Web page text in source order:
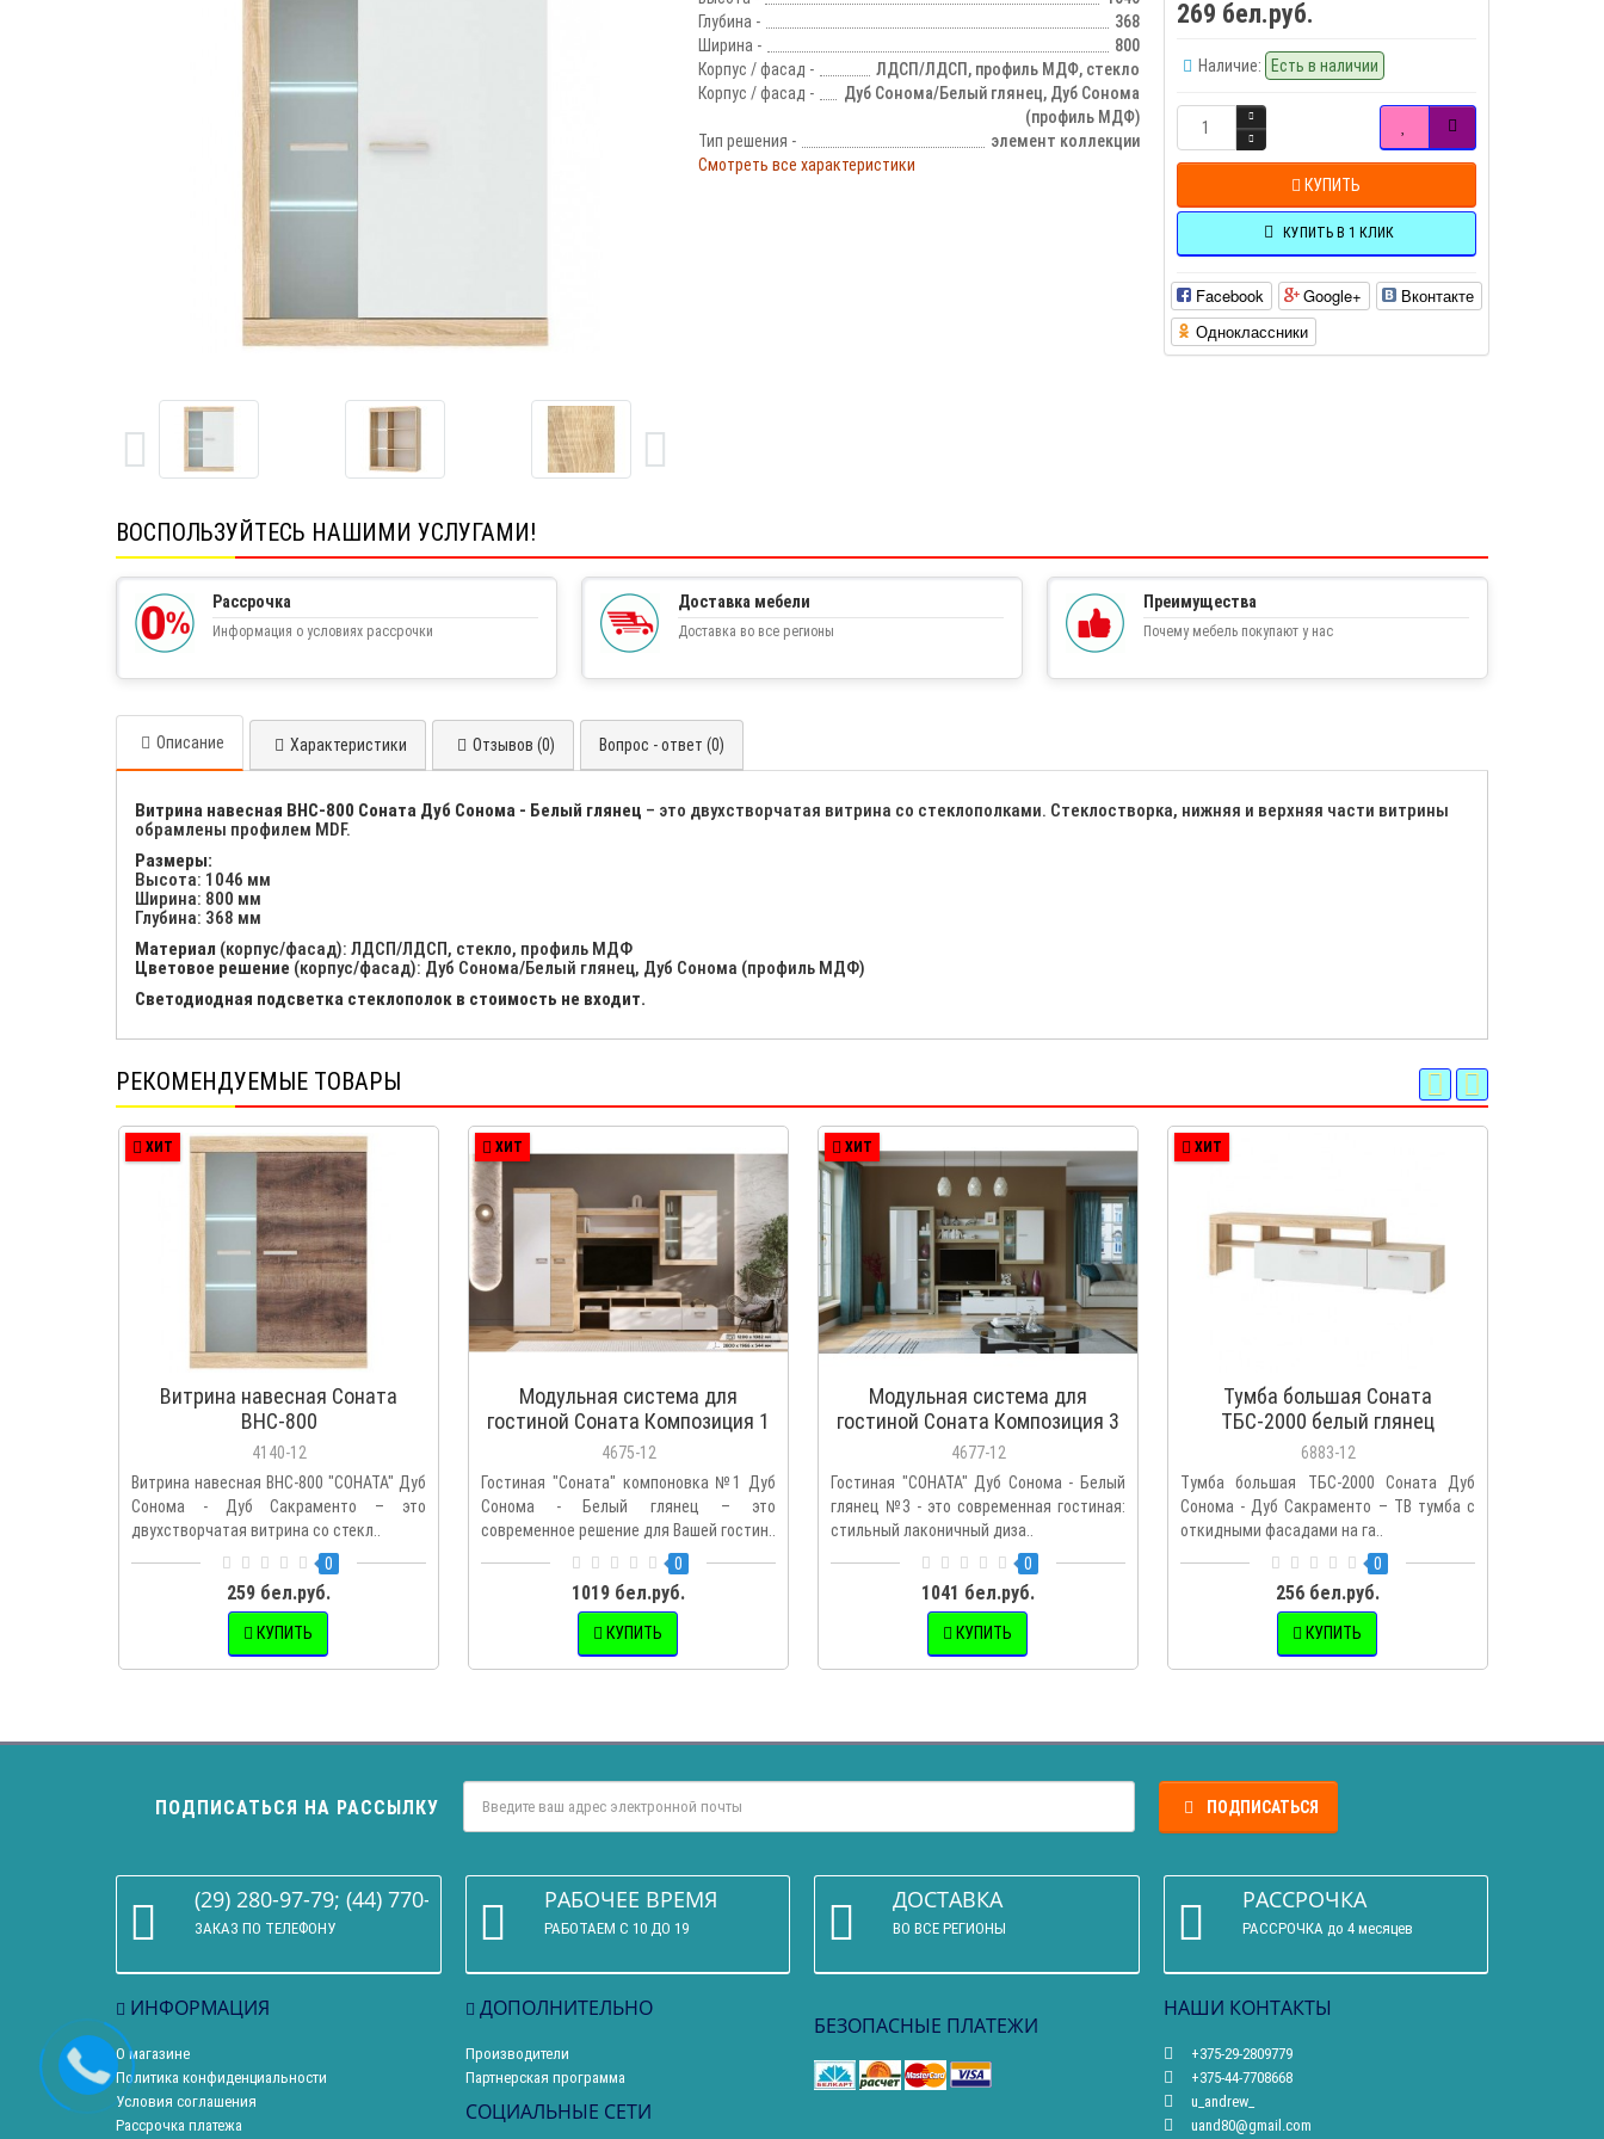
Глубина -
368
Ширина -
800
Корпус / фасад -
ЛДСП/ЛДСП, профиль МДФ, стекло
Корпус / фасад -
Дуб Сонома/Белый глянец, Дуб Сонома
(профиль МДФ)
Тип решения -
элемент коллекции
Смотреть все характеристики
269 бел.руб.
Наличие: Есть в наличии
КУПИТЬ
КУПИТЬ В 1 КЛИК
Facebook Google+
Вконтакте
Одноклассники
ВОСПОЛЬЗУЙТЕСЬ НАШИМИ УСЛУГАМИ!
Рассрочка
Информация о условиях рассрочки
Доставка мебели
Доставка во все регионы
Преимущества
Почему мебель покупают у нас
Описание Характеристики Отзывов (0) Вопрос - ответ (0)
Витрина навесная ВНС-800 Соната Дуб Сонома - Белый глянец – это двухстворчатая витрина со стеклополками. Стеклостворка, нижняя и верхняя части витрины
обрамлены профилем MDF.
Размеры:
Высота: 1046 мм
Ширина: 800 мм
Глубина: 368 мм
Материал (корпус/фасад): ЛДСП/ЛДСП, стекло, профиль МДФ
Цветовое решение (корпус/фасад): Дуб Сонома/Белый глянец, Дуб Сонома (профиль МДФ)
Светодиодная подсветка стеклополок в стоимость не входит.
РЕКОМЕНДУЕМЫЕ ТОВАРЫ
ХИТ
Витрина навесная Соната
ВНС-800
4140-12
Витрина навесная ВНС-800 "СОНАТА" Дуб
Сонома - Дуб Сакраменто – это
двухстворчатая витрина со стекл..
0
259 бел.руб.
КУПИТЬ
ХИТ
Модульная система для
гостиной Соната Композиция 1
белый глянец
4675-12
Гостиная "Соната" компоновка №1 Дуб
Сонома - Белый глянец – это
современное решение для Вашей гостин..
0
1019 бел.руб.
КУПИТЬ
ХИТ
Модульная система для
гостиной Соната Композиция 3
белый глянец
4677-12
Гостиная "СОНАТА" Дуб Сонома - Белый
глянец №3 - это современная гостиная:
стильный лаконичный диза..
0
1041 бел.руб.
КУПИТЬ
ХИТ
Тумба большая Соната
ТБС-2000 белый глянец
6883-12
Тумба большая ТБС-2000 Соната Дуб
Сонома - Дуб Сакраменто – ТВ тумба с
откидными фасадами на га..
0
256 бел.руб.
КУПИТЬ
ПОДПИСАТЬСЯ НА РАССЫЛКУ ПОДПИСАТЬСЯ
(29) 280-97-79; (44) 770-86-68
ЗАКАЗ ПО ТЕЛЕФОНУ
РАБОЧЕЕ ВРЕМЯ
РАБОТАЕМ С 10 ДО 19
ДОСТАВКА
ВО ВСЕ РЕГИОНЫ
РАССРОЧКА
РАССРОЧКА до 4 месяцев
ИНФОРМАЦИЯ
О магазине
Политика конфиденциальности
Условия соглашения
Рассрочка платежа
ДОПОЛНИТЕЛЬНО
Производители
Партнерская программа
СОЦИАЛЬНЫЕ СЕТИ
БЕЗОПАСНЫЕ ПЛАТЕЖИ
НАШИ КОНТАКТЫ
+375-29-2809779
+375-44-7708668
u_andrew_
uand80@gmail.com